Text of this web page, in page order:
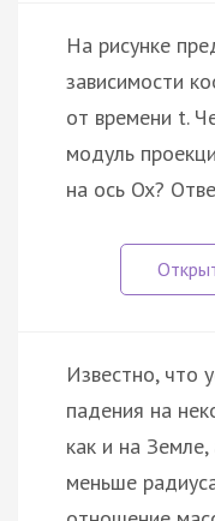
На рисунке
зависимости
от времени t.
модуль
на ось Ox?
Известно, что
падения на
как и на
меньше